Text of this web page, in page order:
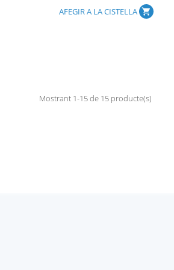
AFEGIR A LA CISTELLA shopping_cart
Mostrant 1-15 de 15 producte(s)